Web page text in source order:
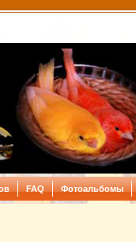
FAQ Фотоальбомы